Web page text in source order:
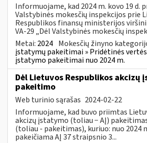
Informuojame, kad 2024 m. kovo 19 d.
Valstybinės mokesčių inspekcijos prie
Respublikos finansų ministerijos
VA-29 „Dėl Valstybinės mokesčių
Metai: 2024 Mokesčių žinyno
įstatymų pakeitimai » Pridėtinės
įstatymo pakeitimai nuo 2024 m.
Dėl Lietuvos Respublikos akcizų
pakeitimo
Web turinio sąrašas 2024-02-22
Informuojame, kad buvo priimtas
akcizų įstatymo (toliau − AĮ)
(toliau - pakeitimas), kuriuo: nuo 2024
pakeičiama AĮ 37 straipsnio 3...